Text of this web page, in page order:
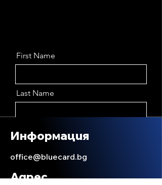
First Name
Last Name
Email
Информация
office@bluecard.bg
Адрес